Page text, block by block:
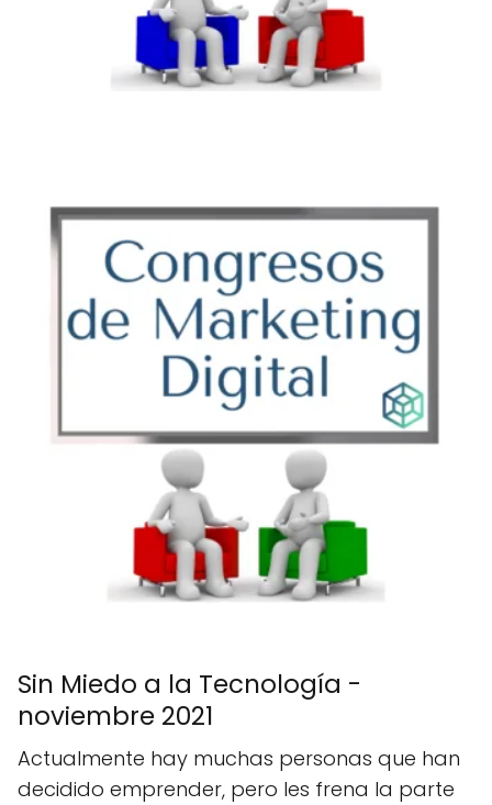
Sin Miedo a la Tecnología -
noviembre 2021
Actualmente hay muchas personas que han
decidido emprender, pero les frena la parte